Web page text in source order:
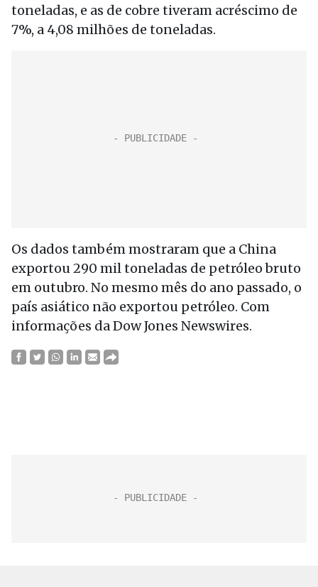
toneladas, e as de cobre tiveram acréscimo de
7%, a 4,08 milhões de toneladas.
Os dados também mostraram que a China
exportou 290 mil toneladas de petróleo bruto
em outubro. No mesmo mês do ano passado, o
país asiático não exportou petróleo. Com
informações da Dow Jones Newswires.